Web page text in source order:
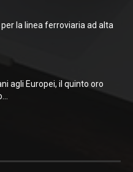
la linea ferroviaria ad alta
agli Europei, il quinto oro